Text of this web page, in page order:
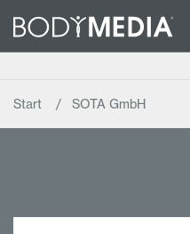
Start SOTA GmbH